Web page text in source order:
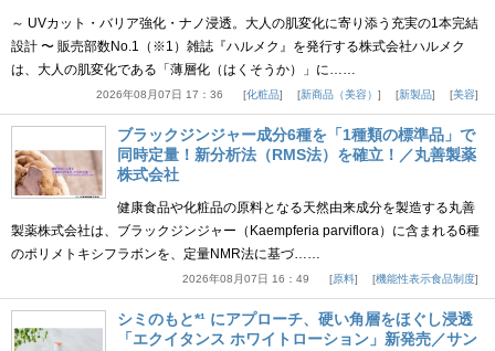
～ UVカット・バリア強化・ナノ浸透。大人の肌変化に寄り添う充実の1本完結
設計 〜 販売部数No.1（※1）雑誌『ハルメク』を発行する株式会社ハルメク
は、大人の肌変化である「薄層化（はくそうか）」に……
2026年08月07日 17：36 化粧品 新商品（美容） 新製品 美容
ブラックジンジャー成分6種を「1種類の標準品」で
同時定量！新分析法（RMS法）を確立！／丸善製薬
株式会社
健康食品や化粧品の原料となる天然由来成分を製造する丸善
製薬株式会社は、ブラックジンジャー（Kaempferia parviflora）に含まれる6種
のポリメトキシフラボンを、定量NMR法に基づ……
2026年08月07日 16：49 原料 機能性表示食品制度
シミのもと*¹ にアプローチ、硬い角層をほぐし浸透
「エクイタンス ホワイトローション」新発売／サン